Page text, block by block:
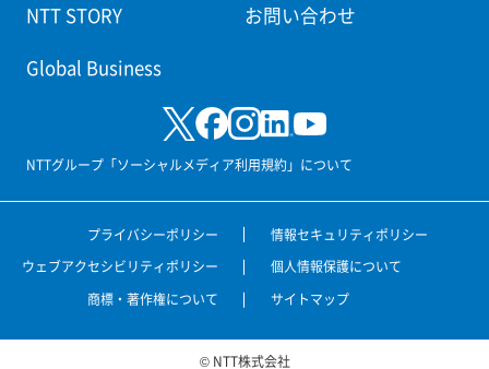
NTT STORY お問い合わせ
Global Business
NTTグループ「ソーシャルメディア利用規約」について
プライバシーポリシー
情報セキュリティポリシー
ウェブアクセシビリティポリシー
個人情報保護について
商標・著作権について
サイトマップ
© NTT株式会社